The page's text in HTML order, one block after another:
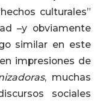
culturales”
–y obviamente
similar en este
impresiones de
, muchas
sociales